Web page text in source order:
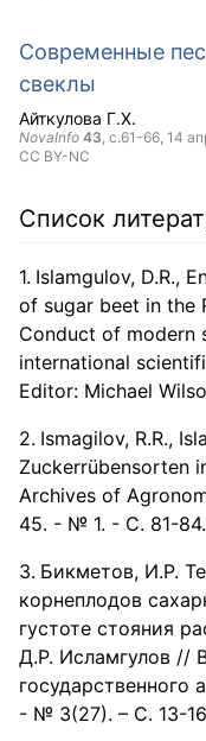
Современные
свеклы
Айткулова Г.Х.
NovaInfo 43, с.61-66, 14
CC BY-NC
Список
Islamgulov, D.R.,
of sugar beet in the
Conduct of modern
international
Editor: Michael
Ismagilov, R.R.,
Zuckerrübensorten
Archives of
45. - № 1. - С. 81-84.
Бикметов, И.Р.
корнеплодов
густоте стояния
Д.Р. Исламгулов //
государственного
- № 3(27). – С. 13-